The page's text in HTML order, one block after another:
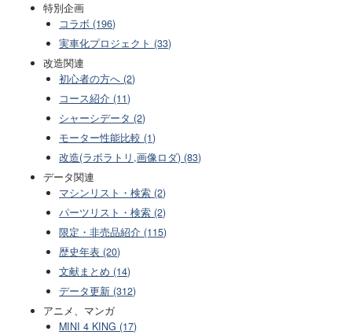
特別企画
コラボ (196)
実車化プロジェクト (33)
改造関連
初心者の方へ (2)
コース紹介 (11)
シャーシデータ (2)
モーター性能比較 (1)
改造(ラボラトリ,画像ロダ) (83)
データ関連
マシンリスト・検索 (2)
パーツリスト・検索 (2)
限定・非売品紹介 (115)
歴史年表 (20)
文献まとめ (14)
データ更新 (312)
アニメ、マンガ
MINI 4 KING (17)